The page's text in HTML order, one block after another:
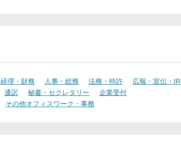
経理・財務 人事・総務 法務・特許
広報・宣伝・IR
通訳 秘書・セクレタリー
企業受付
その他オフィスワーク・事務